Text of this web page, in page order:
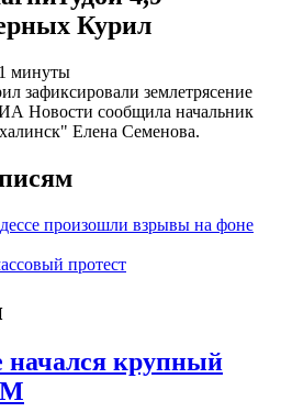
Курил
1 минуты
зафиксировали землетрясение
Новости сообщила начальник
Елена Семенова.
произошли взрывы на фоне
протест
начался крупный